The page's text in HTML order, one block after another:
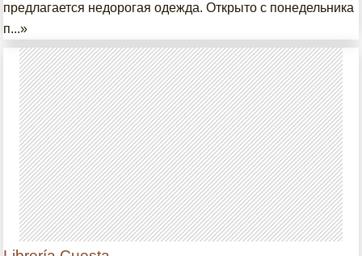
предлагается недорогая одежда. Открыто с понедельника
п...»